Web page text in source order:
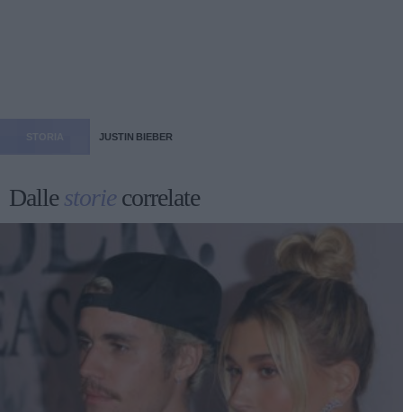
JUSTIN BIEBER
Dallestorie correlate